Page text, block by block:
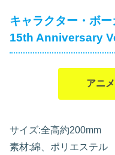
キャラクター・ボ
15th Anniversary
アニ
サイズ:全高約200mm
素材:綿、ポリエステル